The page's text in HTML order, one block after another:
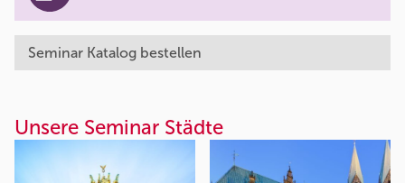
Seminar Katalog bestellen
Unsere Seminar Städte